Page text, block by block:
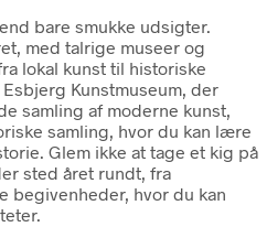
bare smukke udsigter.
med talrige museer og
lokal kunst til historiske
Kunstmuseum, der
samling af moderne kunst,
samling, hvor du kan lære
Glem ikke at tage et kig på
sted året rundt, fra
begivenheder, hvor du kan